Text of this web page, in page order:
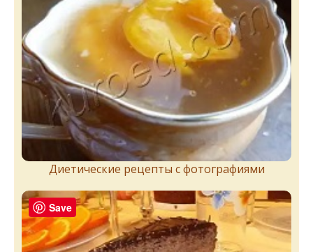
Диетические рецепты с фотографиями
Save